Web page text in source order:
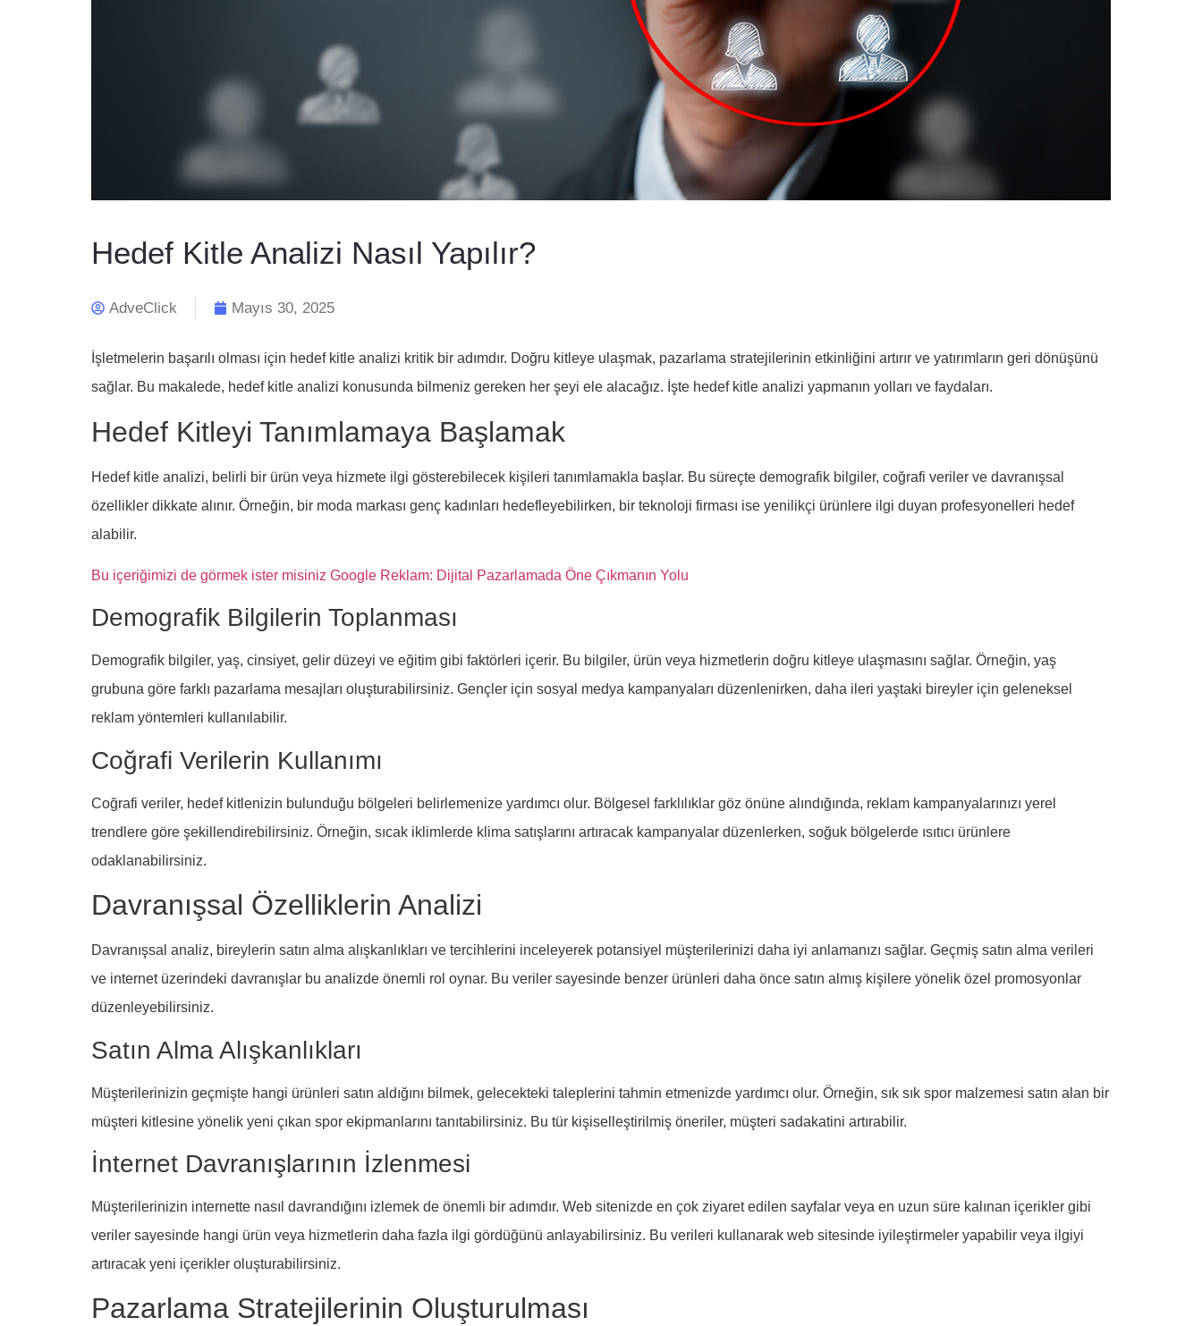
Hedef Kitle Analizi Nasıl Yapılır?
AdveClick Mayıs 30, 2025
İşletmelerin başarılı olması için hedef kitle analizi kritik bir adımdır. Doğru kitleye ulaşmak, pazarlama stratejilerinin etkinliğini artırır ve yatırımların geri dönüşünü
sağlar. Bu makalede, hedef kitle analizi konusunda bilmeniz gereken her şeyi ele alacağız. İşte hedef kitle analizi yapmanın yolları ve faydaları.
Hedef Kitleyi Tanımlamaya Başlamak
Hedef kitle analizi, belirli bir ürün veya hizmete ilgi gösterebilecek kişileri tanımlamakla başlar. Bu süreçte demografik bilgiler, coğrafi veriler ve davranışsal
özellikler dikkate alınır. Örneğin, bir moda markası genç kadınları hedefleyebilirken, bir teknoloji firması ise yenilikçi ürünlere ilgi duyan profesyonelleri hedef
alabilir.
Bu içeriğimizi de görmek ister misiniz Google Reklam: Dijital Pazarlamada Öne Çıkmanın Yolu
Demografik Bilgilerin Toplanması
Demografik bilgiler, yaş, cinsiyet, gelir düzeyi ve eğitim gibi faktörleri içerir. Bu bilgiler, ürün veya hizmetlerin doğru kitleye ulaşmasını sağlar. Örneğin, yaş
grubuna göre farklı pazarlama mesajları oluşturabilirsiniz. Gençler için sosyal medya kampanyaları düzenlenirken, daha ileri yaştaki bireyler için geleneksel
reklam yöntemleri kullanılabilir.
Coğrafi Verilerin Kullanımı
Coğrafi veriler, hedef kitlenizin bulunduğu bölgeleri belirlemenize yardımcı olur. Bölgesel farklılıklar göz önüne alındığında, reklam kampanyalarınızı yerel
trendlere göre şekillendirebilirsiniz. Örneğin, sıcak iklimlerde klima satışlarını artıracak kampanyalar düzenlerken, soğuk bölgelerde ısıtıcı ürünlere
odaklanabilirsiniz.
Davranışsal Özelliklerin Analizi
Davranışsal analiz, bireylerin satın alma alışkanlıkları ve tercihlerini inceleyerek potansiyel müşterilerinizi daha iyi anlamanızı sağlar. Geçmiş satın alma verileri
ve internet üzerindeki davranışlar bu analizde önemli rol oynar. Bu veriler sayesinde benzer ürünleri daha önce satın almış kişilere yönelik özel promosyonlar
düzenleyebilirsiniz.
Satın Alma Alışkanlıkları
Müşterilerinizin geçmişte hangi ürünleri satın aldığını bilmek, gelecekteki taleplerini tahmin etmenizde yardımcı olur. Örneğin, sık sık spor malzemesi satın alan bir
müşteri kitlesine yönelik yeni çıkan spor ekipmanlarını tanıtabilirsiniz. Bu tür kişiselleştirilmiş öneriler, müşteri sadakatini artırabilir.
İnternet Davranışlarının İzlenmesi
Müşterilerinizin internette nasıl davrandığını izlemek de önemli bir adımdır. Web sitenizde en çok ziyaret edilen sayfalar veya en uzun süre kalınan içerikler gibi
veriler sayesinde hangi ürün veya hizmetlerin daha fazla ilgi gördüğünü anlayabilirsiniz. Bu verileri kullanarak web sitesinde iyileştirmeler yapabilir veya ilgiyi
artıracak yeni içerikler oluşturabilirsiniz.
Pazarlama Stratejilerinin Oluşturulması